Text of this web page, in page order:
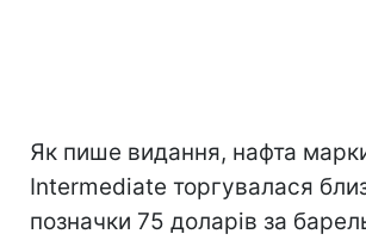
Як пише видання, нафта
Intermediate торгувалася
позначки 75 доларів за